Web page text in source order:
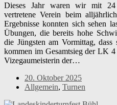
Dieses Jahr waren wir mit 24
vertretene Verein beim
Ergebnisse konnten sich sehen
Übungen, die bereits hohe
die Jüngsten am Vormittag,
kommen im Gesamtsieg der LK
Vizegaumeisterin der…
20. Oktober 2025
Allgemein, Turnen